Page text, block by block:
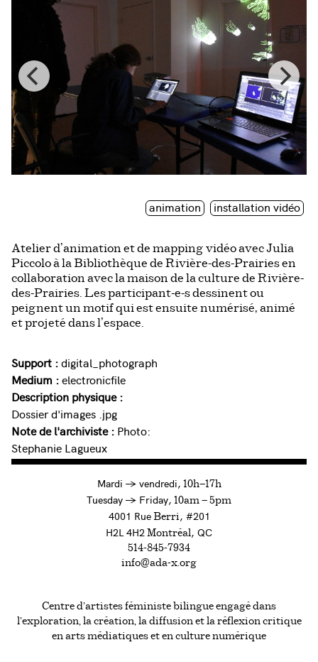
animation installation vidéo
Atelier d’animation et de mapping vidéo avec Julia
Piccolo à la Bibliothèque de Rivière-des-Prairies en
collaboration avec la maison de la culture de Rivière-
des-Prairies. Les participant-e-s dessinent ou
peignent un motif qui est ensuite numérisé, animé
et projeté dans l’espace.
Support :digital_photograph
Medium :electronicfile
Description physique :
Dossier d'images .jpg
Note de l'archiviste : Photo:
Stephanie Lagueux
Mardi →à
vendredi, 10h—17h
Tuesday →toFriday, 10am — 5pm
4001 RueBerri , #201
H2L 4H2 Montréal , QC
514-845-7934
info@ada-x.org
Centre d’artistes féministe bilingue engagé dans
l’exploration, la création, la diffusion et la réflexion critique
en arts médiatiques et en culture numérique